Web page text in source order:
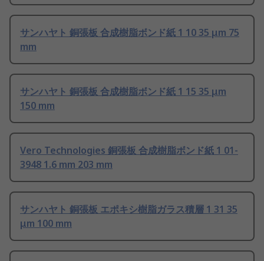
サンハヤト 銅張板 合成樹脂ボンド紙 1 10 35 μm 75
mm
サンハヤト 銅張板 合成樹脂ボンド紙 1 15 35 μm
150 mm
Vero Technologies 銅張板 合成樹脂ボンド紙 1 01-
3948 1.6 mm 203 mm
サンハヤト 銅張板 エポキシ樹脂ガラス積層 1 31 35
μm 100 mm